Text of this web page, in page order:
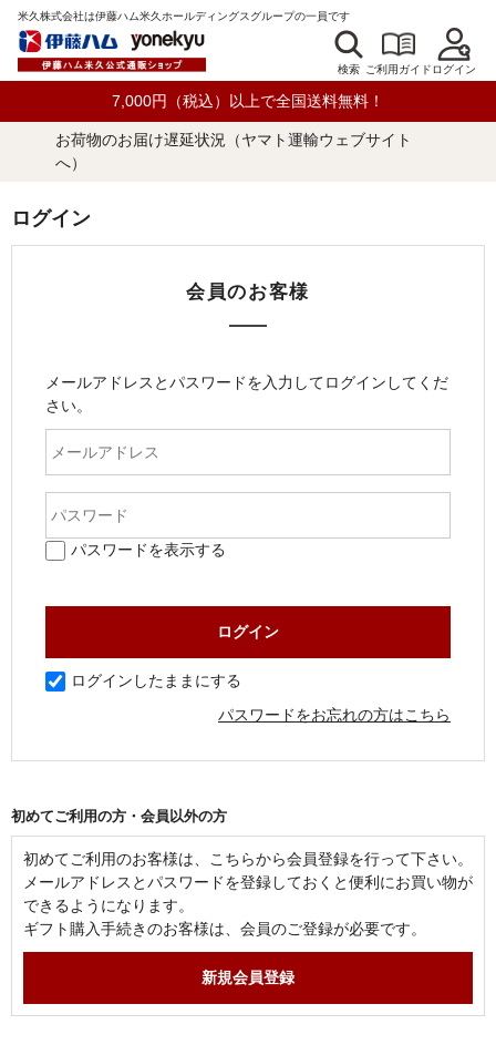
米久株式会社は伊藤ハム米久ホールディングスグループの一員です
検索 ご利用ガイドログイン
7,000円（税込）以上で全国送料無料！
お荷物のお届け遅延状況（ヤマト運輸ウェブサイト
へ）
ログイン
会員のお客様
メールアドレスとパスワードを入力してログインしてくだ
さい。
パスワードを表示する
ログインしたままにする
パスワードをお忘れの方はこちら
初めてご利用の方・会員以外の方
初めてご利用のお客様は、こちらから会員登録を行って下さい。
メールアドレスとパスワードを登録しておくと便利にお買い物が
できるようになります。
ギフト購入手続きのお客様は、会員のご登録が必要です。